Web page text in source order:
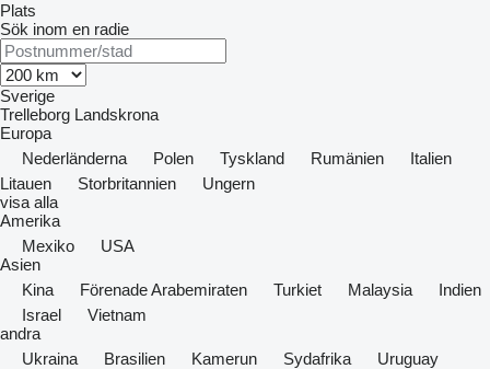
Plats
Sök inom en radie
Sverige
Trelleborg Landskrona
Europa
Nederländerna
Polen Tyskland Rumänien
Italien
Litauen
Storbritannien
Ungern
visa alla
Amerika
Mexiko
USA
Asien
Kina
Förenade Arabemiraten Turkiet Malaysia
Indien
Israel
Vietnam
andra
Ukraina
Brasilien Kamerun Sydafrika
Uruguay